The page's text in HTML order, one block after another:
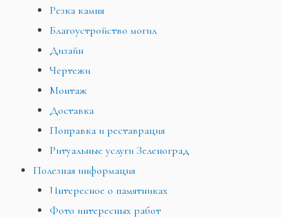
Резка камня
Благоустройство могил
Дизайн
Чертежи
Монтаж
Доставка
Поправка и реставрация
Ритуальные услуги Зеленоград
Полезная информация
Интересное о памятниках
Фото интересных работ